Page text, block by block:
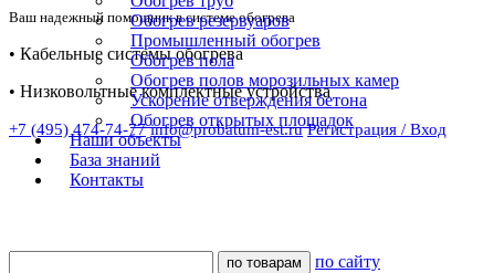
Ваш надежный помощник в системе обогрева
• Кабельные системы обогрева
• Низковольтные комплектные устройства
+7 (495) 474-74-77 info@probatum-est.ru Регистрация / Вход
Обогрев резервуаров
Промышленный обогрев
Обогрев пола
Обогрев полов морозильных камер
Ускорение отверждения бетона
Обогрев открытых площадок
Наши объекты
База знаний
Контакты
по сайту